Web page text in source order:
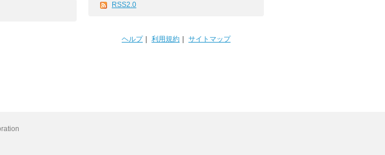
RSS2.0
ヘルプ｜ 利用規約 サイトマップ